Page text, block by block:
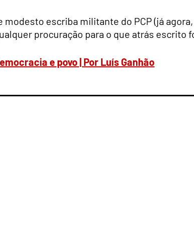
modesto escriba militante do PCP (já
procuração para o que atrás escrito
e povo | Por Luís Ganhão